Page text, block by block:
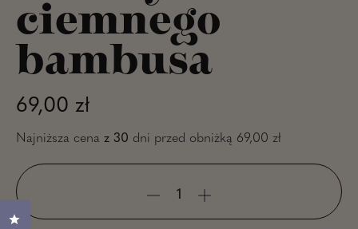
ciemnego
bambusa
Normalna cena
69,00 zł
Najniższa cena z 30 dni przed obniżką 69,00 zł
Kliknij, aby otworzyć okno dialogowe opinii